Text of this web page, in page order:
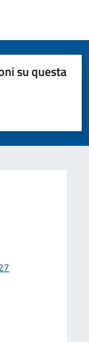
su questa